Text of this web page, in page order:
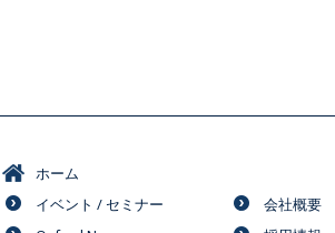
ホーム
イベント / セミナー
会社概要